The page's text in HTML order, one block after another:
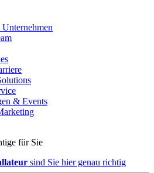
& Events
für Sie
sind Sie hier genau richtig